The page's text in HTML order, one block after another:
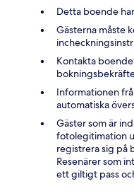
Detta boende
Gästerna måste
Kontakta
Informationen
automatiska
Gäster som är
fotolegitimation
registrera sig på
Resenärer som
ett giltigt pass